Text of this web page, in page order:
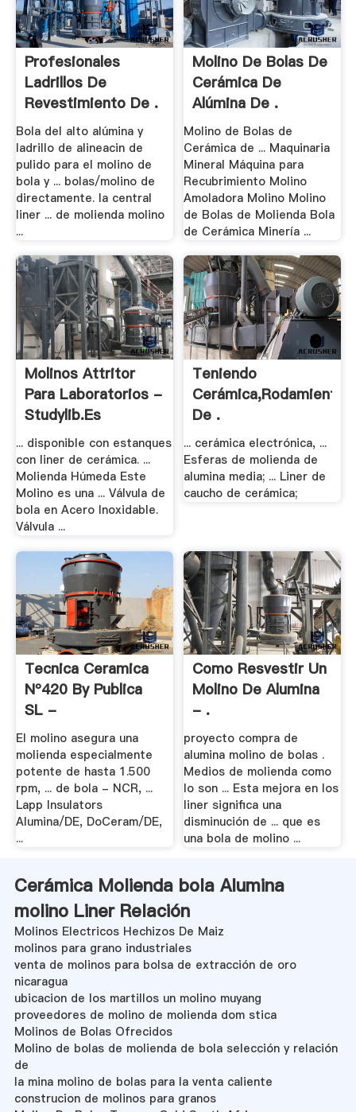
Profesionales
Ladrillos De
Revestimiento De .
Bola del alto alúmina y
ladrillo de alineacin de
pulido para el molino de
bola y ... bolas/molino de
directamente. la central
liner ... de molienda molino
...
Molino De Bolas De
Cerámica De
Alúmina De .
Molino de Bolas de
Cerámica de ... Maquinaria
Mineral Máquina para
Recubrimiento Molino
Amoladora Molino Molino
de Bolas de Molienda Bola
de Cerámica Minería ...
Molinos Attritor
Para Laboratorios -
Studylib.es
... disponible con estanques
con liner de cerámica. ...
Molienda Húmeda Este
Molino es una ... Válvula de
bola en Acero Inoxidable.
Válvula ...
Teniendo
Cerámica,Rodamiento
De .
... cerámica electrónica, ...
Esferas de molienda de
alumina media; ... Liner de
caucho de cerámica;
Tecnica Ceramica
Nº420 By Publica
SL -
El molino asegura una
molienda especialmente
potente de hasta 1.500
rpm, ... de bola - NCR, ...
Lapp Insulators
Alumina/DE, DoCeram/DE,
...
Como Resvestir Un
Molino De Alumina
- .
proyecto compra de
alumina molino de bolas .
Medios de molienda como
lo son ... Esta mejora en los
liner significa una
disminución de ... que es
una bola de molino ...
Cerámica Molienda bola Alumina
molino Liner Relación
Molinos Electricos Hechizos De Maiz
molinos para grano industriales
venta de molinos para bolsa de extracción de oro
nicaragua
ubicacion de los martillos un molino muyang
proveedores de molino de molienda dom stica
Molinos de Bolas Ofrecidos
Molino de bolas de molienda de bola selección y relación
de
la mina molino de bolas para la venta caliente
construcion de molinos para granos